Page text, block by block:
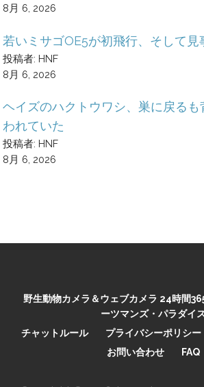
8月 6, 2026
若いミサゴOE5が初飛行、そして見
投稿者: HNF
8月 6, 2026
ヘイズのハクトウワシ、巣に戻るも
われていた
投稿者: HNF
8月 6, 2026
野生動物カメラ＆ウェブカメラ 24時間
ーツマンズ・パラダイ
チャットルール
プライバシーポリシー
お問い合わせ
FAQ